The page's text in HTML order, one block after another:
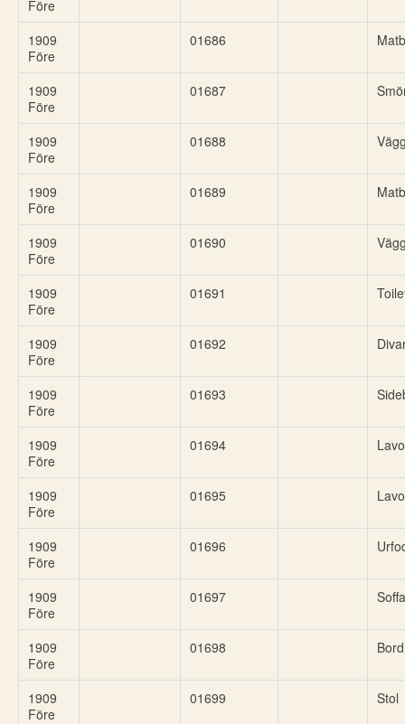
Före
1909
Före
01686
1909
Före
01687
1909
Före
01688
1909
Före
01689
1909
Före
01690
1909
Före
01691
1909
Före
01692
1909
Före
01693
1909
Före
01694
1909
Före
01695
1909
Före
01696
1909
Före
01697 Soffa
1909
Före
01698 Bord
1909
Före
01699 Stol